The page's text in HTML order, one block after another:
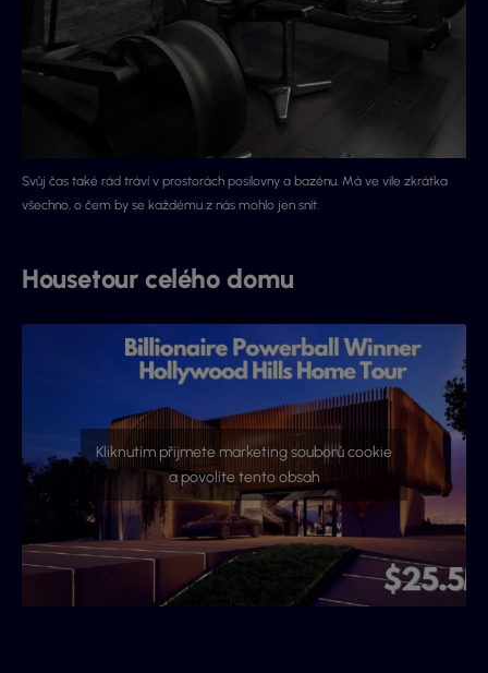
Svůj čas také rád tráví v prostorách posilovny a bazénu. Má ve vile zkrátka
všechno, o čem by se každému z nás mohlo jen snít.
Housetour celého domu
Kliknutím přijmete marketing souborů cookie
a povolíte tento obsah